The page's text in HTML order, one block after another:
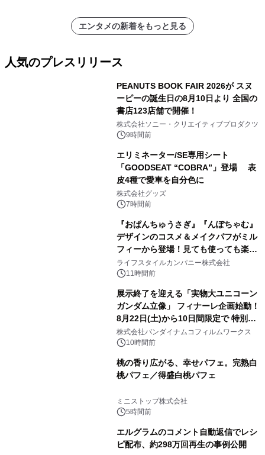
エンタメの新着をもっと見る
人気のプレスリリース
PEANUTS BOOK FAIR 2026が スヌ
ーピーの誕生日の8月10日より 全国の
書店123店舗で開催！
株式会社ソニー・クリエイティブプロダクツ
9時間前
エリミネーター/SE専用シート
「GOODSEAT “COBRA”」登場 表
皮4種で愛車を自分色に
株式会社グッズ
7時間前
『おぱんちゅうさぎ』『んぽちゃむ』
デザインのコスメ＆メイクパフがミル
フィーから登場！見ても使っても楽し
い、ポップでキュートなコレクショ
ン。
ライフスタイルカンパニー株式会社
11時間前
展示終了を迎える「実物大ユニコーン
ガンダム立像」 フィナーレ企画始動！
8月22日(土)から10日間限定で 特別映
像『UNICORN GUNDAM Statue ―
BEYOND POSSIBILITY ―』を上映！
株式会社バンダイナムコフィルムワークス
10時間前
桃の香り広がる、幸せパフェ。完熟白
桃パフェ／得盛白桃パフェ
ミニストップ株式会社
5時間前
エルグラムのコメント自動返信でレシ
ピ配布、約298万回再生の事例公開